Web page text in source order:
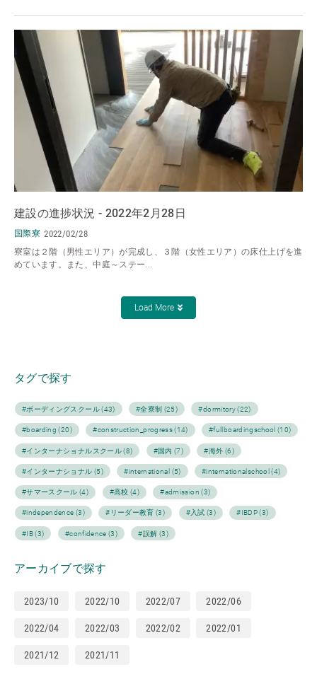
建設の進捗状況 - 2022年2月28日
国際寮 2022/02/28
寮室は２階（男性エリア）が完成し、３階（女性エリア）の床仕上げを進
めています。また、中庭～ステー...
Load More
タグで探す
#ボーディングスクール (43) #全寮制 (25) #dormitory (22)
#boarding (20) #construction_progress (14) #fullboardingschool (10)
#インターナショナルスクール (8) #国内 (7) #海外 (6)
#インターナショナル (5) #international (5) #internationalschool (4)
#サマースクール (4) #高校 (4) #admission (3)
#independence (3) #リーダー教育 (3) #入試 (3) #IBDP (3)
#IB (3) #confidence (3) #誤解 (3)
アーカイブで探す
2023/10 2022/10 2022/07 2022/06
2022/04 2022/03 2022/02 2022/01
2021/12 2021/11